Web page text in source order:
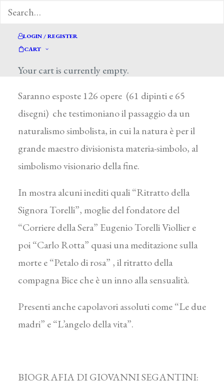
LOGIN / REGISTER
CART
Your cart is currently empty.
“Segantini. Ritorno a Milano” é la mostra curata
da Annie -Paule Quinsac a Palazzo reale di
Milano dal 18 settembre al 18 gennaio 2015.
Saranno esposte 126 opere (61 dipinti e 65
disegni) che testimoniano il passaggio da un
naturalismo simbolista, in cui la natura è per il
grande maestro divisionista materia-simbolo, al
simbolismo visionario della fine.
In mostra alcuni inediti quali “Ritratto della
Signora Torelli”, moglie del fondatore del
“Corriere della Sera” Eugenio Torelli Viollier e
poi “Carlo Rotta” quasi una meditazione sulla
morte e “Petalo di rosa” , il ritratto della
compagna Bice che è un inno alla sensualità.
Presenti anche capolavori assoluti come “Le due
madri” e “L’angelo della vita”.
BIOGRAFIA DI GIOVANNI SEGANTINI: